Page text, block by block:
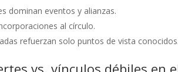
dominan eventos y alianzas.
al círculo.
refuerzan solo puntos de vista conocidos.
vs. vínculos débiles en